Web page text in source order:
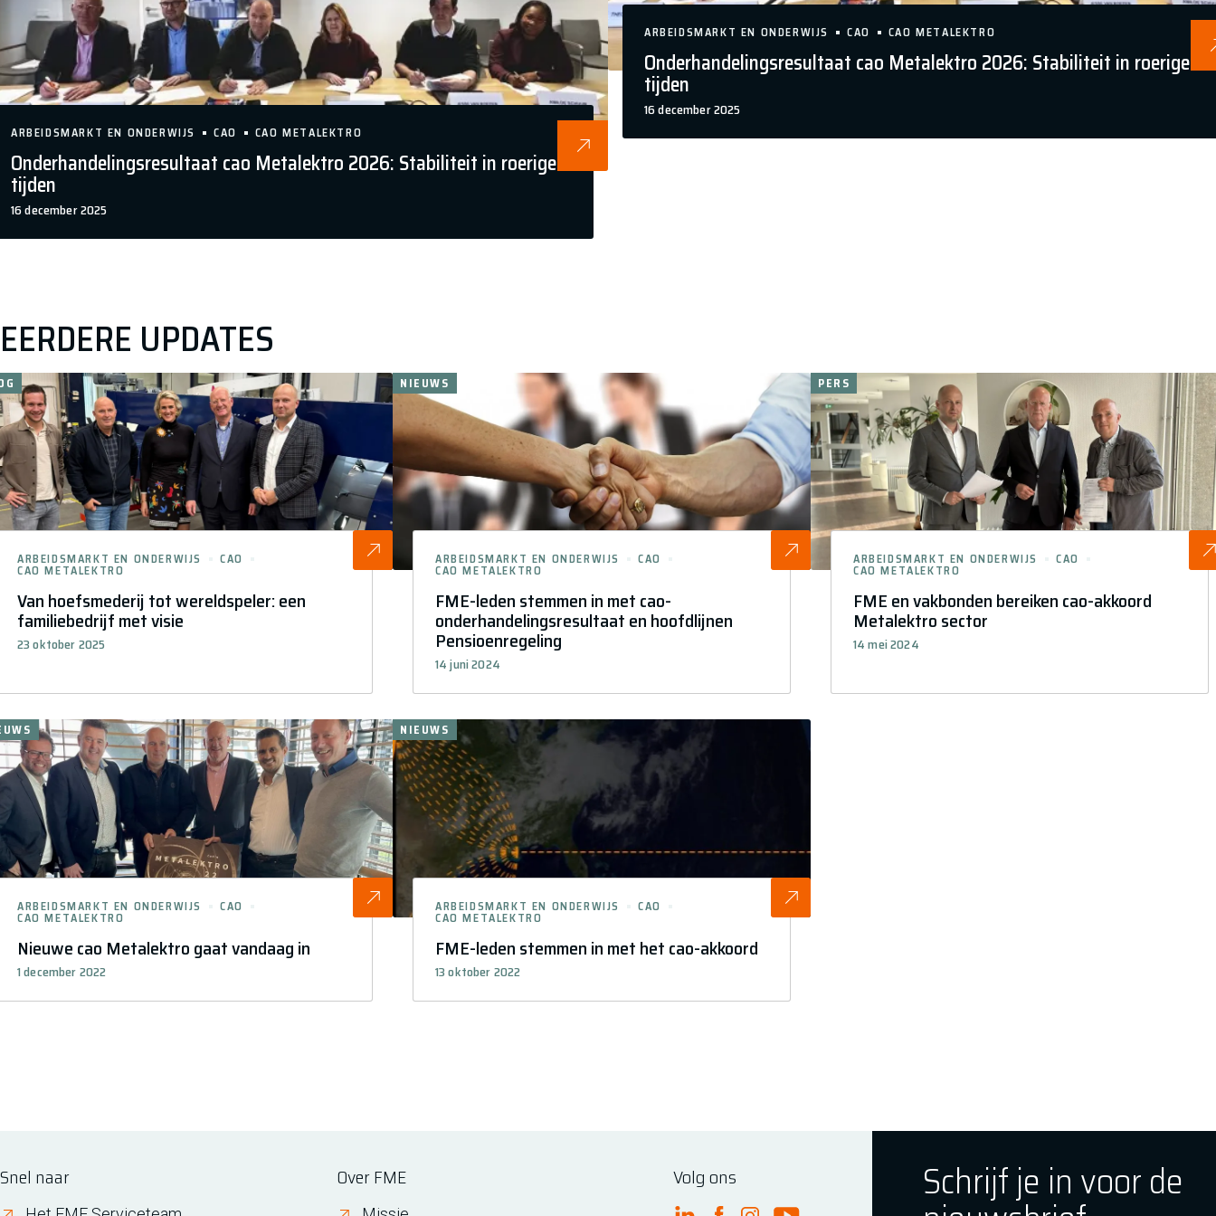
LEES MEER OVER ISF | EXCLUSIEF VOOR LEDEN
Onderhandelingsresultaat cao Metalektro 2026: Stabiliteit in roerige
tijden
16 december 2025
ARBEIDSMARKT EN ONDERWIJS CAO CAO METALEKTRO
Onderhandelingsresultaat cao Metalektro 2026: Stabiliteit in roerige
tijden
16 december 2025
ARBEIDSMARKT EN ONDERWIJS CAO CAO METALEKTRO
EERDERE UPDATES
Van hoefsmederij tot wereldspeler: een
familiebedrijf met visie
23 oktober 2025
ARBEIDSMARKT EN ONDERWIJS CAO
CAO METALEKTRO
FME-leden stemmen in met cao-
onderhandelingsresultaat en hoofdlijnen
Pensioenregeling
14 juni 2024
ARBEIDSMARKT EN ONDERWIJS CAO
CAO METALEKTRO
NIEUWS
FME en vakbonden bereiken cao-akkoord
Metalektro sector
14 mei 2024
ARBEIDSMARKT EN ONDERWIJS CAO
CAO METALEKTRO
PERS
Nieuwe cao Metalektro gaat vandaag in
1 december 2022
ARBEIDSMARKT EN ONDERWIJS CAO
CAO METALEKTRO
FME-leden stemmen in met het cao-akkoord
13 oktober 2022
ARBEIDSMARKT EN ONDERWIJS CAO
CAO METALEKTRO
NIEUWS
Snel naar Over FME Volg ons Schrijf je in voor de